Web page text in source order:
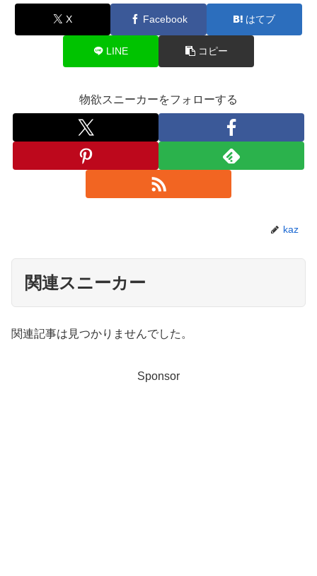
X Facebook はてブ
LINE コピー
物欲スニーカーをフォローする
kaz
関連スニーカー
関連記事は見つかりませんでした。
Sponsor